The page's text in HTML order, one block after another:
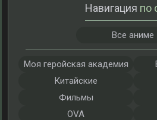
Навигация по
Все аниме
Моя геройская академия
Китайские
Фильмы
OVA